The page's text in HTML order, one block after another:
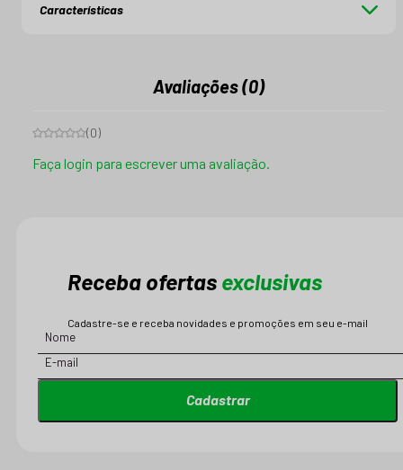
Características
Avaliações (0)
(0)
Faça login para escrever uma avaliação.
Receba ofertas exclusivas
Cadastre-se e receba novidades e promoções em seu e-mail
Cadastrar